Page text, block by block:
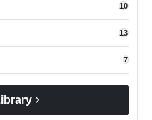
10
13
7
chevron_right